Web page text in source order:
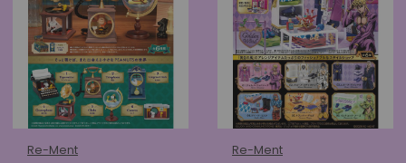
Re-Ment Re-Ment